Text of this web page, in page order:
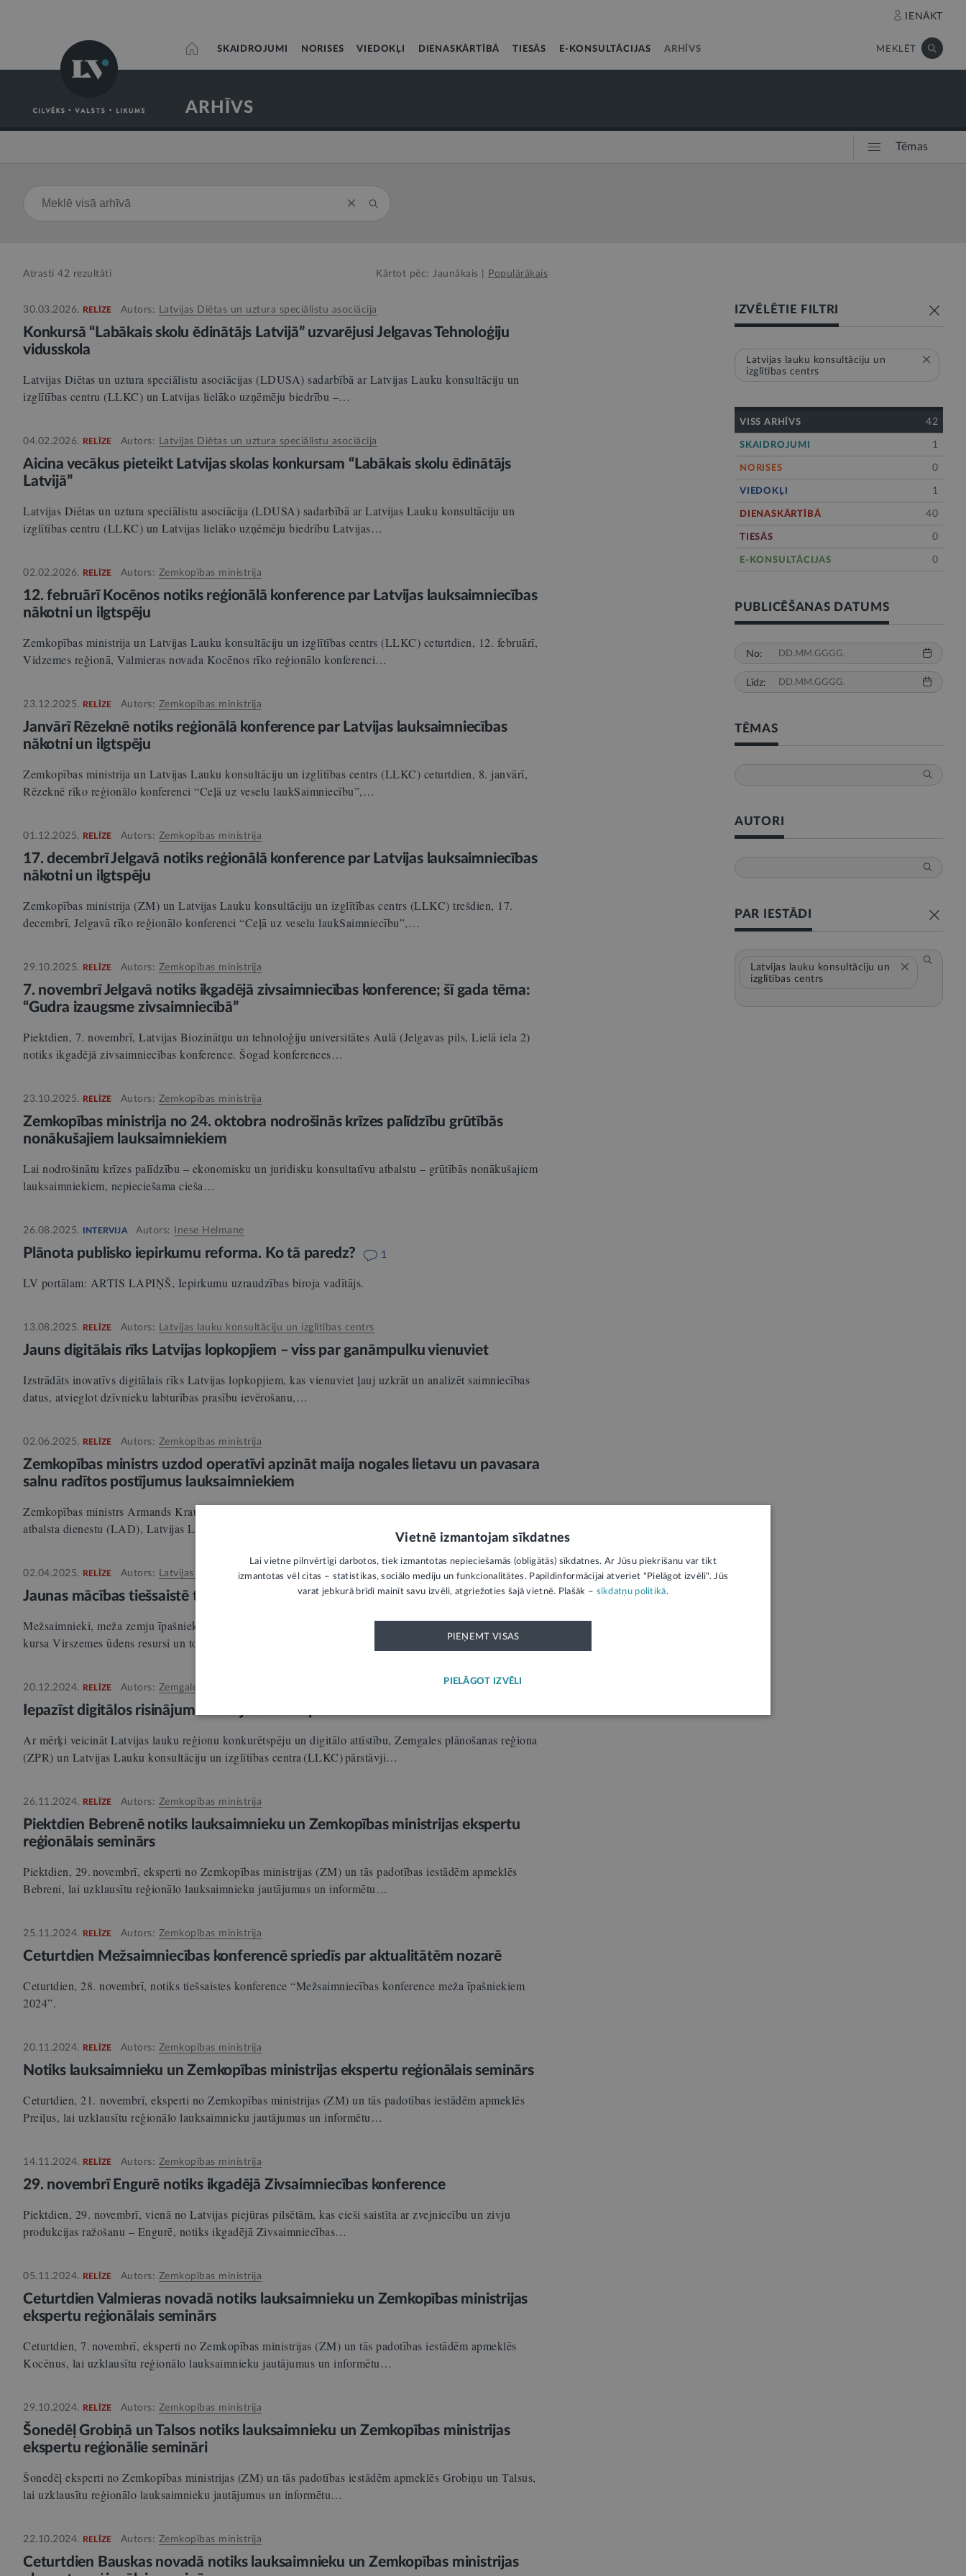
IENĀKT
SKAIDROJUMI NORISES VIEDOKĻI DIENASKĀRTĪBĀ TIESĀS E-KONSULTĀCIJAS ARHĪVS MEKLĒT
ARHĪVS
Tēmas
Atrasti 42 rezultāti Kārtot pēc: Jaunākais Populārākais
30.03.2026. RELĪZE Autors: Latvijas Diētas un uztura speciālistu asociācija
Konkursā “Labākais skolu ēdinātājs Latvijā” uzvarējusi Jelgavas Tehnoloģiju
vidusskola
Latvijas Diētas un uztura speciālistu asociācijas (LDUSA) sadarbībā ar Latvijas Lauku konsultāciju un
izglītības centru (LLKC) un Latvijas lielāko uzņēmēju biedrību –…
04.02.2026. RELĪZE Autors: Latvijas Diētas un uztura speciālistu asociācija
Aicina vecākus pieteikt Latvijas skolas konkursam “Labākais skolu ēdinātājs
Latvijā”
Latvijas Diētas un uztura speciālistu asociācija (LDUSA) sadarbībā ar Latvijas Lauku konsultāciju un
izglītības centru (LLKC) un Latvijas lielāko uzņēmēju biedrību Latvijas…
02.02.2026. RELĪZE Autors: Zemkopības ministrija
12. februārī Kocēnos notiks reģionālā konference par Latvijas lauksaimniecības
nākotni un ilgtspēju
Zemkopības ministrija un Latvijas Lauku konsultāciju un izglītības centrs (LLKC) ceturtdien, 12. februārī,
Vidzemes reģionā, Valmieras novada Kocēnos rīko reģionālo konferenci…
23.12.2025. RELĪZE Autors: Zemkopības ministrija
Janvārī Rēzeknē notiks reģionālā konference par Latvijas lauksaimniecības
nākotni un ilgtspēju
Zemkopības ministrija un Latvijas Lauku konsultāciju un izglītības centrs (LLKC) ceturtdien, 8. janvārī,
Rēzeknē rīko reģionālo konferenci “Ceļā uz veselu laukSaimniecību”,…
01.12.2025. RELĪZE Autors: Zemkopības ministrija
17. decembrī Jelgavā notiks reģionālā konference par Latvijas lauksaimniecības
nākotni un ilgtspēju
Zemkopības ministrija (ZM) un Latvijas Lauku konsultāciju un izglītības centrs (LLKC) trešdien, 17.
decembrī, Jelgavā rīko reģionālo konferenci “Ceļā uz veselu laukSaimniecību”,…
29.10.2025. RELĪZE Autors: Zemkopības ministrija
7. novembrī Jelgavā notiks ikgadējā zivsaimniecības konference; šī gada tēma:
“Gudra izaugsme zivsaimniecībā”
Piektdien, 7. novembrī, Latvijas Biozinātņu un tehnoloģiju universitātes Aulā (Jelgavas pils, Lielā iela 2)
notiks ikgadējā zivsaimniecības konference. Šogad konferences…
23.10.2025. RELĪZE Autors: Zemkopības ministrija
Zemkopības ministrija no 24. oktobra nodrošinās krīzes palīdzību grūtībās
nonākušajiem lauksaimniekiem
Lai nodrošinātu krīzes palīdzību – ekonomisku un juridisku konsultatīvu atbalstu – grūtībās nonākušajiem
lauksaimniekiem, nepieciešama cieša…
26.08.2025. INTERVIJA Autors: Inese Helmane
Plānota publisko iepirkumu reforma. Ko tā paredz? 1
LV portālam: ARTIS LAPIŅŠ, Iepirkumu uzraudzības biroja vadītājs.
13.08.2025. RELĪZE Autors: Latvijas lauku konsultāciju un izglītības centrs
Jauns digitālais rīks Latvijas lopkopjiem – viss par ganāmpulku vienuviet
Izstrādāts inovatīvs digitālais rīks Latvijas lopkopjiem, kas vienuviet ļauj uzkrāt un analizēt saimniecības
datus, atvieglot dzīvnieku labturības prasību ievērošanu,…
02.06.2025. RELĪZE Autors: Zemkopības ministrija
Zemkopības ministrs uzdod operatīvi apzināt maija nogales lietavu un pavasara
salnu radītos postījumus lauksaimniekiem
Zemkopības ministrs Armands Krauze uzdevis Zemkopības ministrijas ekspertiem sadarbībā ar Lauku
atbalsta dienestu (LAD), Latvijas Lauku konsultāciju un izglītības centru (LLKC) un…
02.04.2025. RELĪZE Autors: Latvijas lauku konsultāciju un izglītības centrs
Jaunas mācības tiešsaistē tiem, kas strādā meža nozarē
Mežsaimnieki, meža zemju īpašnieki, nozares konsultanti, studenti un interesenti aicināti apgūt mācību
kursa Virszemes ūdens resursi un to ilgtspējīga apsaimniekošana…
20.12.2024. RELĪZE Autors: Zemgales plānošanas reģions
Iepazīst digitālos risinājumus Vācijas lauku apvidos
Ar mērķi veicināt Latvijas lauku reģionu konkurētspēju un digitālo attīstību, Zemgales plānošanas reģiona
(ZPR) un Latvijas Lauku konsultāciju un izglītības centra (LLKC) pārstāvji…
26.11.2024. RELĪZE Autors: Zemkopības ministrija
Piektdien Bebrenē notiks lauksaimnieku un Zemkopības ministrijas ekspertu
reģionālais seminārs
Piektdien, 29. novembrī, eksperti no Zemkopības ministrijas (ZM) un tās padotības iestādēm apmeklēs
Bebreni, lai uzklausītu reģionālo lauksaimnieku jautājumus un informētu…
25.11.2024. RELĪZE Autors: Zemkopības ministrija
Ceturtdien Mežsaimniecības konferencē spriedīs par aktualitātēm nozarē
Ceturtdien, 28. novembrī, notiks tiešsaistes konference “Mežsaimniecības konference meža īpašniekiem
2024”.
20.11.2024. RELĪZE Autors: Zemkopības ministrija
Notiks lauksaimnieku un Zemkopības ministrijas ekspertu reģionālais seminārs
Ceturtdien, 21. novembrī, eksperti no Zemkopības ministrijas (ZM) un tās padotības iestādēm apmeklēs
Preiļus, lai uzklausītu reģionālo lauksaimnieku jautājumus un informētu…
14.11.2024. RELĪZE Autors: Zemkopības ministrija
29. novembrī Engurē notiks ikgadējā Zivsaimniecības konference
Piektdien, 29. novembrī, vienā no Latvijas piejūras pilsētām, kas cieši saistīta ar zvejniecību un zivju
produkcijas ražošanu – Engurē, notiks ikgadējā Zivsaimniecības…
05.11.2024. RELĪZE Autors: Zemkopības ministrija
Ceturtdien Valmieras novadā notiks lauksaimnieku un Zemkopības ministrijas
ekspertu reģionālais seminārs
Ceturtdien, 7. novembrī, eksperti no Zemkopības ministrijas (ZM) un tās padotības iestādēm apmeklēs
Kocēnus, lai uzklausītu reģionālo lauksaimnieku jautājumus un informētu…
29.10.2024. RELĪZE Autors: Zemkopības ministrija
Šonedēļ Grobiņā un Talsos notiks lauksaimnieku un Zemkopības ministrijas
ekspertu reģionālie semināri
Šonedēļ eksperti no Zemkopības ministrijas (ZM) un tās padotības iestādēm apmeklēs Grobiņu un Talsus,
lai uzklausītu reģionālo lauksaimnieku jautājumus un informētu…
22.10.2024. RELĪZE Autors: Zemkopības ministrija
Ceturtdien Bauskas novadā notiks lauksaimnieku un Zemkopības ministrijas
IZVĒLĒTIE FILTRI
Latvijas lauku konsultāciju un
izglītības centrs
VISS ARHĪVS 42
SKAIDROJUMI 1
NORISES 0
VIEDOKĻI 1
DIENASKĀRTĪBĀ 40
TIESĀS 0
E-KONSULTĀCIJAS 0
PUBLICĒŠANAS DATUMS
No:
Līdz:
TĒMAS
AUTORI
PAR IESTĀDI
Latvijas lauku konsultāciju un
izglītības centrs
Vietnē izmantojam sīkdatnes
Lai vietne pilnvērtīgi darbotos, tiek izmantotas nepieciešamās (obligātās) sīkdatnes. Ar Jūsu piekrišanu var tikt
izmantotas vēl citas – statistikas, sociālo mediju un funkcionalitātes. Papildinformācijai atveriet "Pielāgot izvēli". Jūs
varat jebkurā brīdī mainīt savu izvēli, atgriežoties šajā vietnē. Plašāk – sīkdatņu politikā.
PIEŅEMT VISAS
PIELĀGOT IZVĒLI